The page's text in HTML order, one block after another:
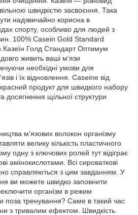
швидкістю засвоєння. Така
надзвичайно корисна в
спорту, особливо для людей з
100% Casein Gold Standard
Голд Стандарт Оптимум
живить ваші м'язи
необхідні умови для
і їх відновлення. Caseine від
продукт для швидкого набору
досягнення щільної структури
м'язових волокон організму
велику кількість пластичного
одну з ключових ролей тут відіграє
амінокислотами. Всі сироваткові
справляються з цим завданням. У
ви можете швидко заповнити
організм в режим
поза тренування? Саме в такий час
з тривалим ефектом. Швидкість